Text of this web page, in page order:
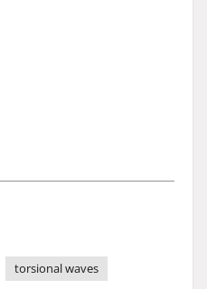
torsional waves